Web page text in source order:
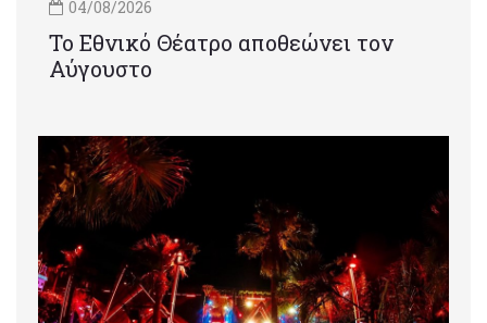
04/08/2026
Το Εθνικό Θέατρο αποθεώνει τον
Αύγουστο